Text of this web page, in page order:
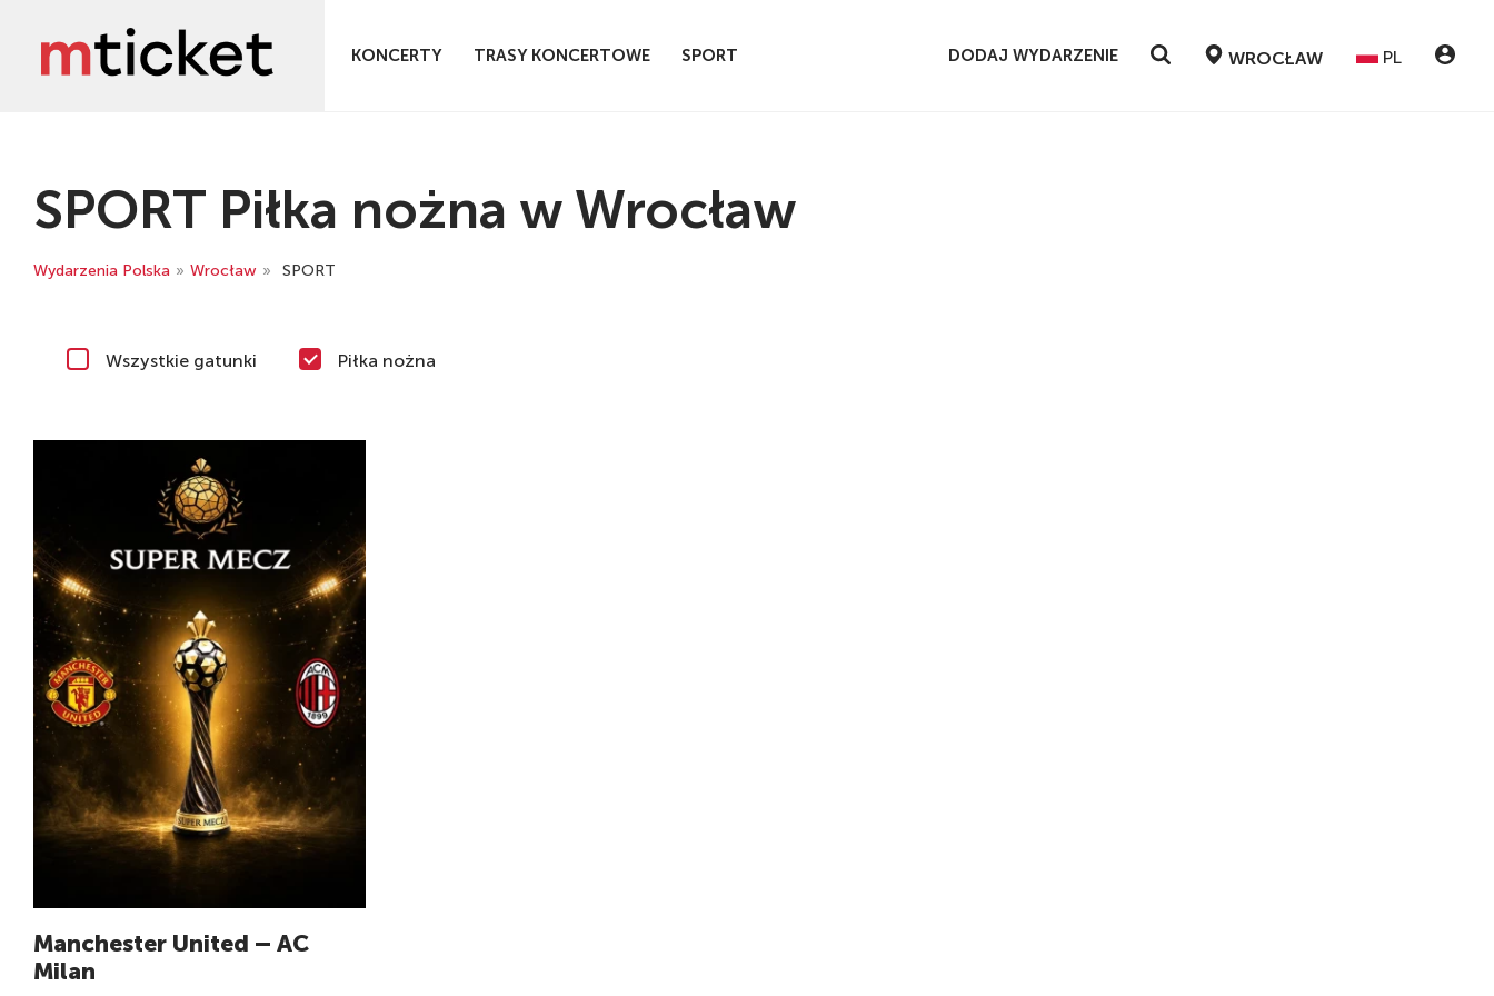
KONCERTY TRASY KONCERTOWE SPORT DODAJ WYDARZENIE WROCŁAW PL
SPORT Piłka nożna w Wrocław
Wydarzenia Polska » Wrocław » SPORT
Wszystkie gatunki Piłka nożna
Manchester United – AC
Milan